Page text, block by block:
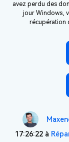
avez perdu des
jour Windows,
récupération
17:26:22 à